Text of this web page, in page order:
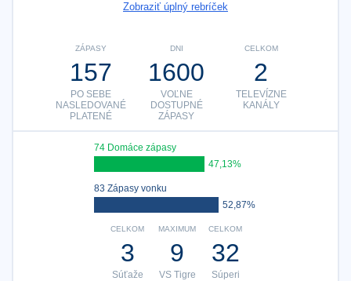
Zobraziť úplný rebríček
CELKOM
2
TELEVÍZNE
KANÁLY
DNI
1600
VOĽNE
DOSTUPNÉ
ZÁPASY
ZÁPASY
157
PO SEBE
NASLEDOVANÉ
PLATENÉ
74 Domáce zápasy
47,13%
83 Zápasy vonku
52,87%
CELKOM
32
Súperi
MAXIMUM
9
VS Tigre
CELKOM
3
Súťaže